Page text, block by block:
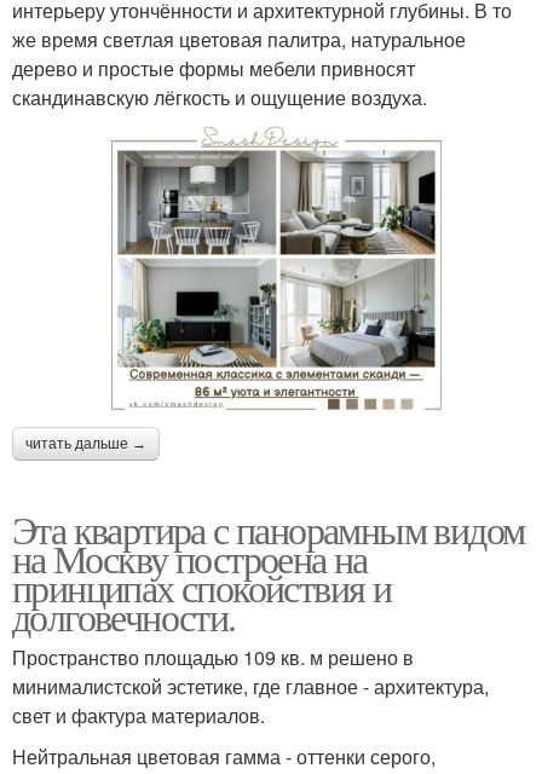
интерьеру утончённости и архитектурной глубины. В то
же время светлая цветовая палитра, натуральное
дерево и простые формы мебели привносят
скандинавскую лёгкость и ощущение воздуха.
читать дальше →
Эта квартира с панорамным видом
на Москву построена на
принципах спокойствия и
долговечности.
Пространство площадью 109 кв. м решено в
минималистской эстетике, где главное - архитектура,
свет и фактура материалов.
Нейтральная цветовая гамма - оттенки серого,